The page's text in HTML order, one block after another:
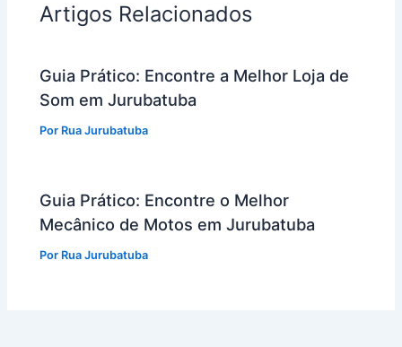
Artigos Relacionados
Guia Prático: Encontre a Melhor Loja de
Som em Jurubatuba
Por Rua Jurubatuba
Guia Prático: Encontre o Melhor
Mecânico de Motos em Jurubatuba
Por Rua Jurubatuba